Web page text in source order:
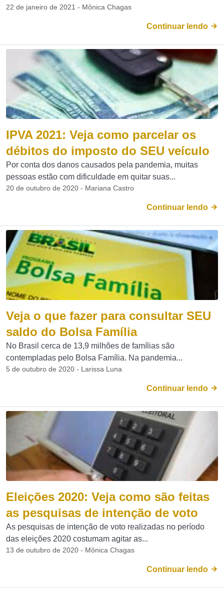
22 de janeiro de 2021 - Mônica Chagas
Continuar lendo
IPVA 2021: Veja como parcelar os
débitos do imposto do SEU veículo
Por conta dos danos causados pela pandemia, muitas
pessoas estão com dificuldade em quitar suas...
20 de outubro de 2020 - Mariana Castro
Continuar lendo
Veja o que fazer para consultar SEU
saldo do Bolsa Família
No Brasil cerca de 13,9 milhões de famílias são
contempladas pelo Bolsa Família. Na pandemia...
5 de outubro de 2020 - Larissa Luna
Continuar lendo
Eleições 2020: Veja como são feitas
as pesquisas de intenção de voto
As pesquisas de intenção de voto realizadas no período
das eleições 2020 costumam agitar as...
13 de outubro de 2020 - Mônica Chagas
Continuar lendo